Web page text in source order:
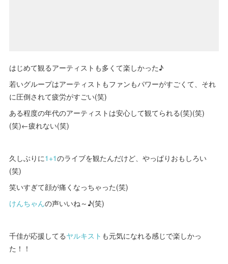
はじめて観るアーティストも多くて楽しかった♪
若いグループはアーティストもファンもパワーがすごくて、それ
に圧倒されて疲労がすごい(笑)
ある程度の年代のアーティストは安心して観てられる(笑)(笑)
(笑)←疲れない(笑)
久しぶりに1+1のライブを観たんだけど、やっぱりおもしろい
(笑)
笑いすぎて顔が痛くなっちゃった(笑)
けんちゃんの声いいね～♪(笑)
千佳が応援してるヤルキスト も元気になれる感じで楽しかっ
た！！